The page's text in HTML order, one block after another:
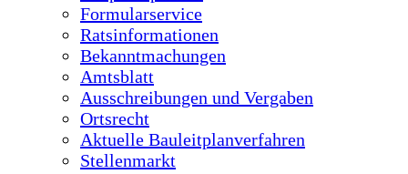
Formularservice
Ratsinformationen
Bekanntmachungen
Amtsblatt
Ausschreibungen und Vergaben
Ortsrecht
Aktuelle Bauleitplanverfahren
Stellenmarkt